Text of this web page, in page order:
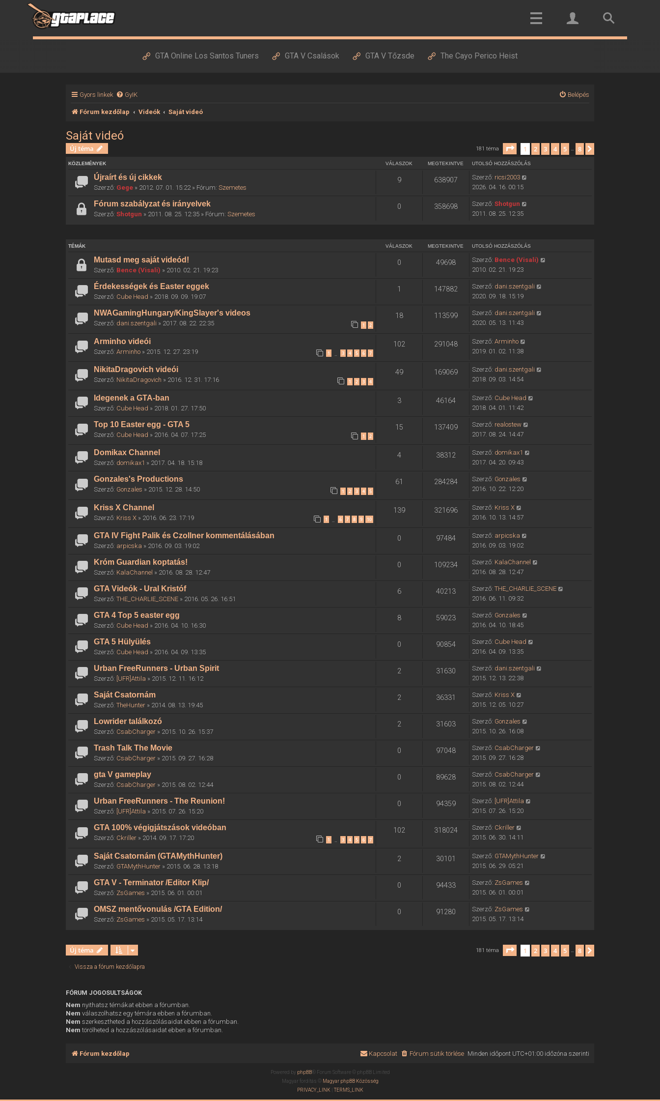
GTA Online Los Santos Tuners GTA V Csalások GTA V Tőzsde The Cayo Perico Heist
Gyors linkek GyIK Belépés
Fórum kezdőlap Videók Saját videó
Saját videó
Új téma 181 téma Oldal:1 8
1 2 3 4 5 … 8
KÖZLEMÉNYEK VÁLASZOK MEGTEKINTVE UTOLSÓ HOZZÁSZÓLÁS
Újraírt és új cikkek
Szerző: Gege » 2012. 07. 01. 15:22 » Fórum:Szemetes
9 638907 Szerző: ricsi2003
2026. 04. 16. 00:15
Fórum szabályzat és irányelvek
Szerző:Shotgun » 2011. 08. 25. 12:35 » Fórum:Szemetes
0 358698 Szerző: Shotgun
2011. 08. 25. 12:35
TÉMÁK VÁLASZOK MEGTEKINTVE UTOLSÓ HOZZÁSZÓLÁS
Mutasd meg saját videód!
Szerző: Bence (Visali) » 2010. 02. 21. 19:23
0 49698 Szerző: Bence (Visali)
2010. 02. 21. 19:23
Érdekességek és Easter eggek
Szerző: Cube Head » 2018. 09. 09. 19:07
1 147882 Szerző: dani.szentgali
2020. 09. 18. 15:19
NWAGamingHungary/KingSlayer's videos
Szerző: dani.szentgali » 2017. 08. 22. 22:35 1 2
18 113599 Szerző: dani.szentgali
2020. 05. 13. 11:43
Arminho videói
Szerző:Arminho » 2015. 12. 27. 23:19 1 3 4 5 6 7
102 291048 Szerző: Arminho
2019. 01. 02. 11:38
NikitaDragovich videói
Szerző: NikitaDragovich » 2016. 12. 31. 17:16 1 2 3 4
49 169069 Szerző: dani.szentgali
2018. 09. 03. 14:54
Idegenek a GTA-ban
Szerző: Cube Head » 2018. 01. 27. 17:50
3 46164 Szerző: Cube Head
2018. 04. 01. 11:42
Top 10 Easter egg - GTA 5
Szerző: Cube Head » 2016. 04. 07. 17:25 1 2
15 137409 Szerző: realostew
2017. 08. 24. 14:47
Domikax Channel
Szerző: domikax1 » 2017. 04. 18. 15:18
4 38312 Szerző: domikax1
2017. 04. 20. 09:43
Gonzales's Productions
Szerző: Gonzales » 2015. 12. 28. 14:50 1 2 3 4 5
61 284284 Szerző: Gonzales
2016. 10. 22. 12:20
Kriss X Channel
Szerző: Kriss X » 2016. 06. 23. 17:19 1 6 7 8 9 10
139 321696 Szerző: Kriss X
2016. 10. 13. 14:57
GTA IV Fight Palik és Czollner kommentálásában
Szerző: arpicska » 2016. 09. 03. 19:02
0 97484 Szerző: arpicska
2016. 09. 03. 19:02
Króm Guardian koptatás!
Szerző: KalaChannel » 2016. 08. 28. 12:47
0 109234 Szerző: KalaChannel
2016. 08. 28. 12:47
GTA Videók - Ural Kristóf
Szerző:THE_CHARLIE_SCENE » 2016. 05. 26. 16:51
6 40213 Szerző: THE_CHARLIE_SCENE
2016. 06. 11. 09:32
GTA 4 Top 5 easter egg
Szerző: Cube Head » 2016. 04. 10. 16:30
8 59023 Szerző: Gonzales
2016. 04. 10. 18:45
GTA 5 Hülyülés
Szerző: Cube Head » 2016. 04. 09. 13:35
0 90854 Szerző: Cube Head
2016. 04. 09. 13:35
Urban FreeRunners - Urban Spirit
Szerző: [UFR]Attila » 2015. 12. 11. 16:12
2 31630 Szerző: dani.szentgali
2015. 12. 13. 22:38
Saját Csatornám
Szerző:TheHunter » 2014. 08. 13. 19:45
2 36331 Szerző: Kriss X
2015. 12. 05. 10:27
Lowrider találkozó
Szerző: CsabCharger » 2015. 10. 26. 15:37
2 31603 Szerző: Gonzales
2015. 10. 26. 16:08
Trash Talk The Movie
Szerző: CsabCharger » 2015. 09. 27. 16:28
0 97048 Szerző: CsabCharger
2015. 09. 27. 16:28
gta V gameplay
Szerző: CsabCharger » 2015. 08. 02. 12:44
0 89628 Szerző: CsabCharger
2015. 08. 02. 12:44
Urban FreeRunners - The Reunion!
Szerző: [UFR]Attila » 2015. 07. 26. 15:20
0 94359 Szerző: [UFR]Attila
2015. 07. 26. 15:20
GTA 100% végigjátszások videóban
Szerző: Ckriller » 2014. 09. 17. 17:20 1 … 3 4 5 6 7
102 318024 Szerző: Ckriller
2015. 06. 30. 14:11
Saját Csatornám (GTAMythHunter)
Szerző: GTAMythHunter » 2015. 06. 28. 13:18
2 30101 Szerző: GTAMythHunter
2015. 06. 29. 05:21
GTA V - Terminator /Editor Klip/
Szerző: ZsGames » 2015. 06. 01. 00:01
0 94433 Szerző: ZsGames
2015. 06. 01. 00:01
OMSZ mentővonulás /GTA Edition/
Szerző: ZsGames » 2015. 05. 17. 13:14
0 91280 Szerző: ZsGames
2015. 05. 17. 13:14
Új téma 181 téma Oldal:1 8
1 2 3 4 5 … 8
Vissza a fórum kezdőlapra
FÓRUM JOGOSULTSÁGOK
Nem nyithatsz témákat ebben a fórumban.
Nem válaszolhatsz egy témára ebben a fórumban.
Nem szerkesztheted a hozzászólásaidat ebben a fórumban.
Nem törölheted a hozzászólásaidat ebben a fórumban.
Fórum kezdőlap Minden időpont UTC+01:00időzóna szerinti
Fórum sütik törlése
Kapcsolat
Powered by phpBB® Forum Software © phpBB Limited
Magyar fordítás ©
Magyar phpBB Közösség
PRIVACY_LINK| TERMS_LINK